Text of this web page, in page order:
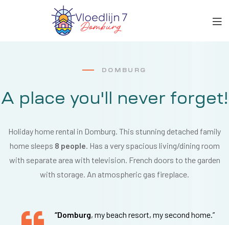
DOMBURG
A place you'll never forget!
Holiday home rental in Domburg. This stunning detached family
home sleeps 8 people. Has a very spacious living/dining room
with separate area with television. French doors to the garden
with storage. An atmospheric gas fireplace.
“Domburg, my beach resort, my second home.”